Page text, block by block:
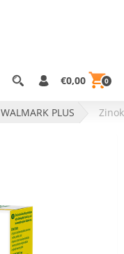
€0,00 0
WALMARK PLUS